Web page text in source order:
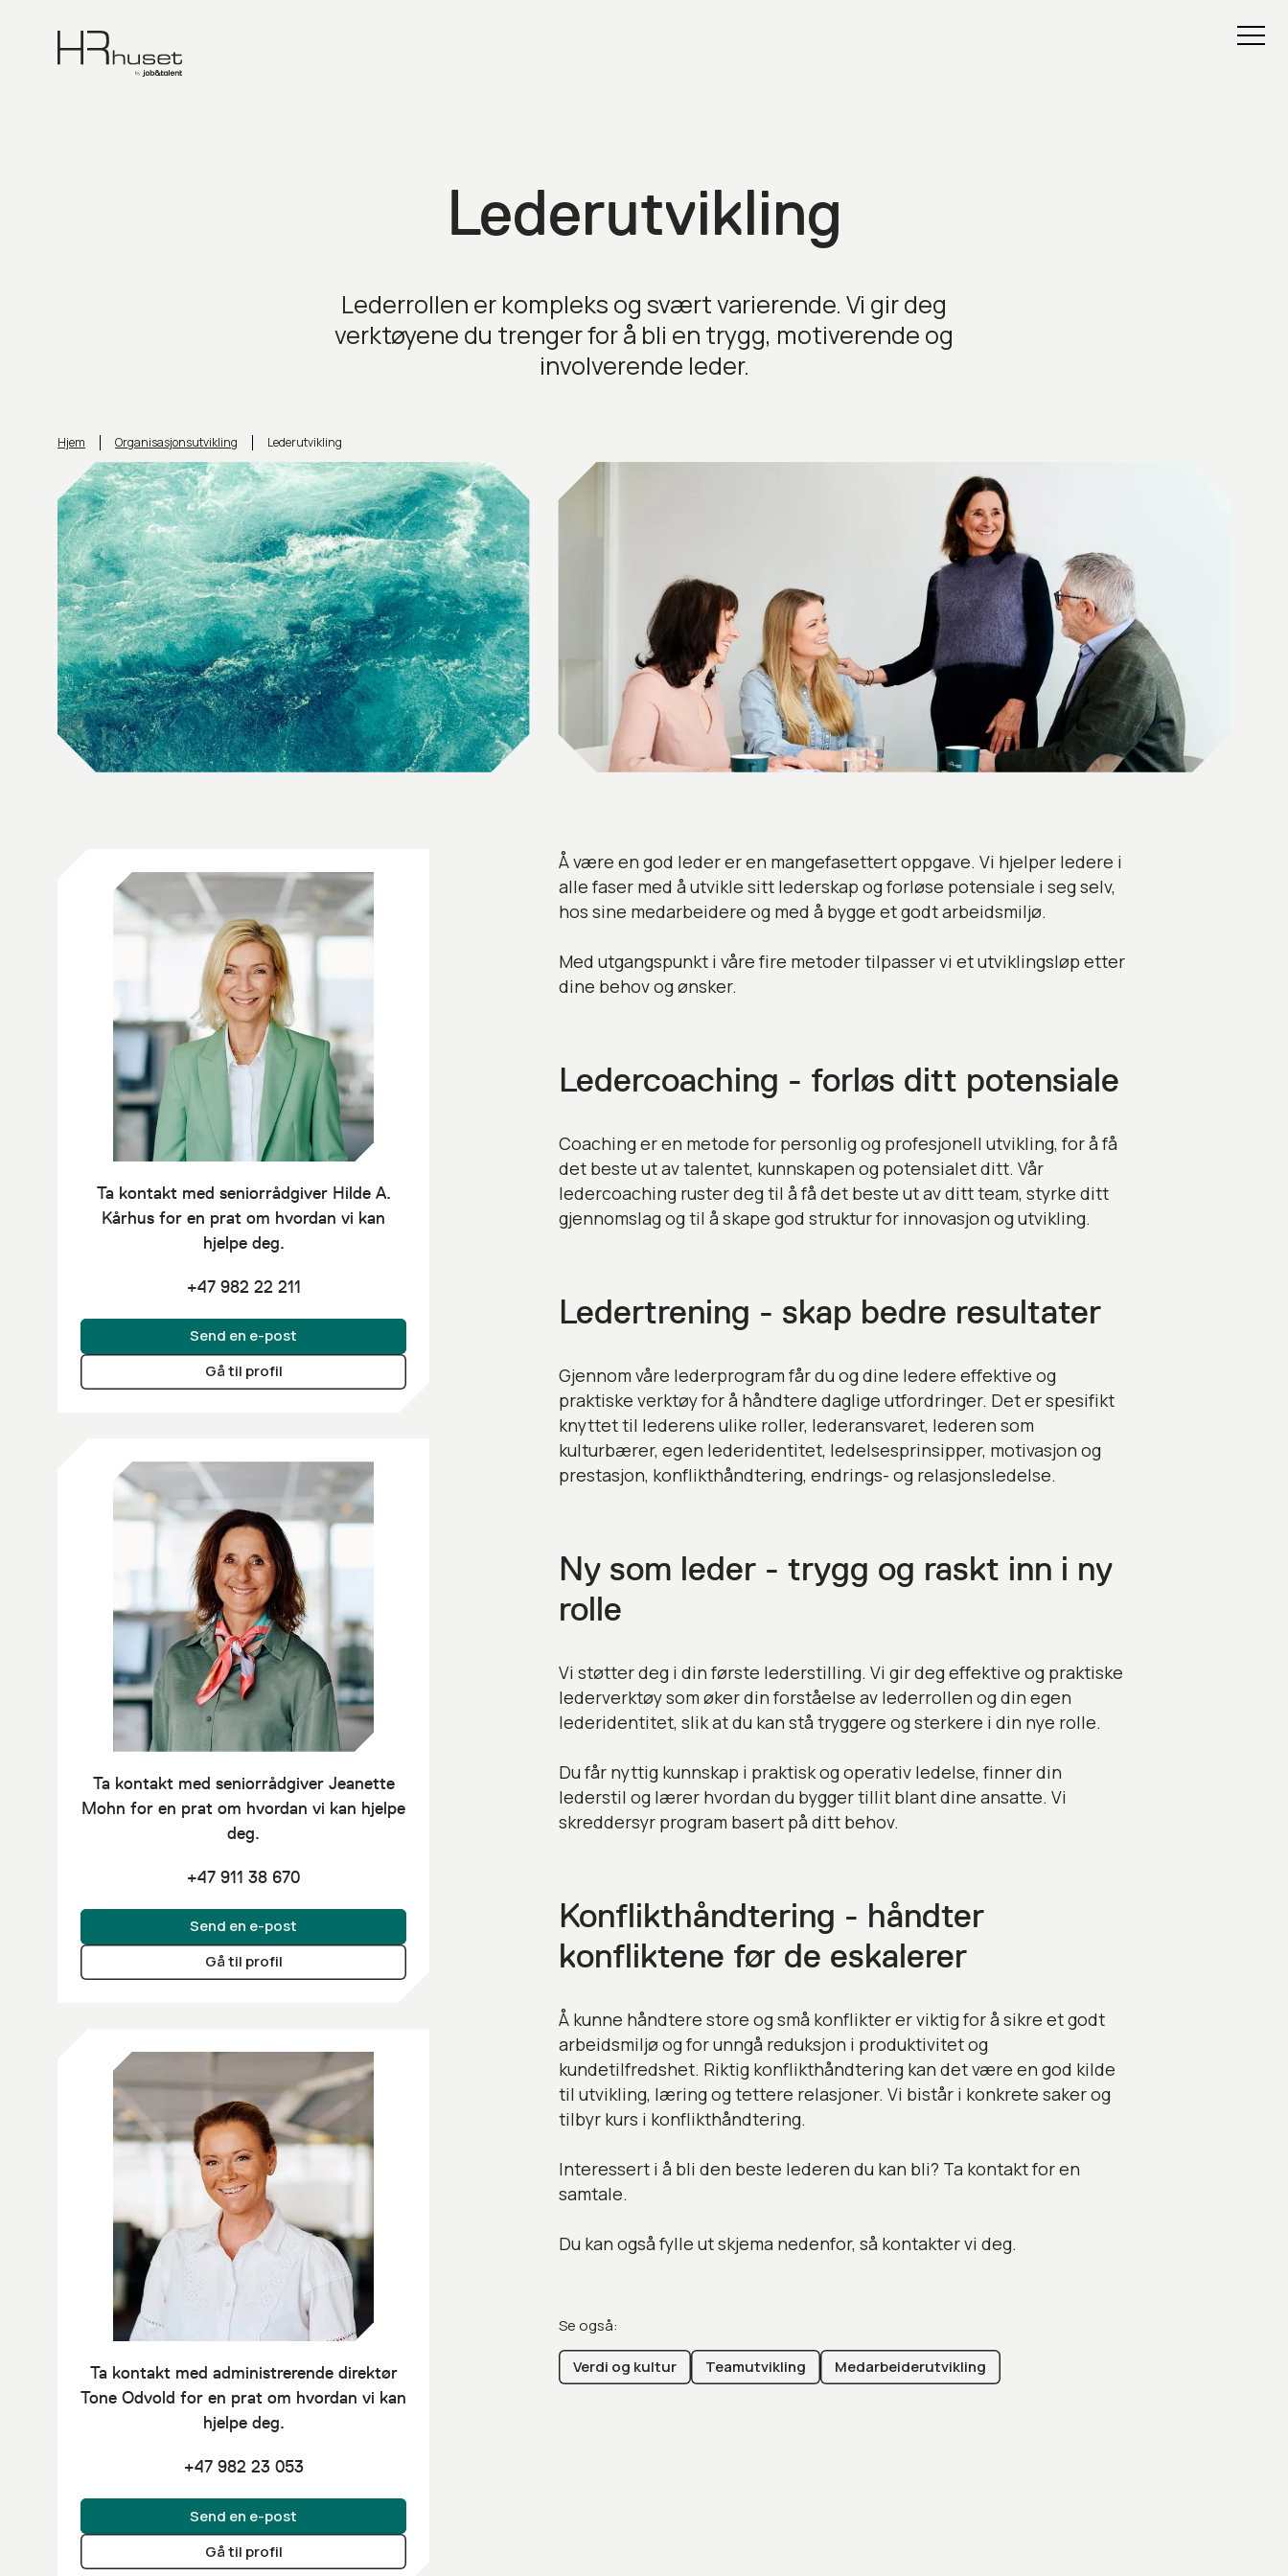
Lederutvikling
Lederrollen er kompleks og svært varierende. Vi gir deg
verktøyene du trenger for å bli en trygg, motiverende og
involverende leder.
Hjem Organisasjonsutvikling Lederutvikling
Ta kontakt med seniorrådgiver Hilde A.
Kårhus for en prat om hvordan vi kan
hjelpe deg.
+47 982 22 211
Send en e-post
Gå til profil
Ta kontakt med seniorrådgiver Jeanette
Mohn for en prat om hvordan vi kan hjelpe
deg.
+47 911 38 670
Send en e-post
Gå til profil
Ta kontakt med administrerende direktør
Tone Odvold for en prat om hvordan vi kan
hjelpe deg.
+47 982 23 053
Send en e-post
Gå til profil
Å være en god leder er en mangefasettert oppgave. Vi hjelper ledere i
alle faser med å utvikle sitt lederskap og forløse potensiale i seg selv,
hos sine medarbeidere og med å bygge et godt arbeidsmiljø.
Med utgangspunkt i våre fire metoder tilpasser vi et utviklingsløp etter
dine behov og ønsker.
Ledercoaching - forløs ditt potensiale
Coaching er en metode for personlig og profesjonell utvikling, for å få
det beste ut av talentet, kunnskapen og potensialet ditt. Vår
ledercoaching ruster deg til å få det beste ut av ditt team, styrke ditt
gjennomslag og til å skape god struktur for innovasjon og utvikling.
Ledertrening - skap bedre resultater
Gjennom våre lederprogram får du og dine ledere effektive og
praktiske verktøy for å håndtere daglige utfordringer. Det er spesifikt
knyttet til lederens ulike roller, lederansvaret, lederen som
kulturbærer, egen lederidentitet, ledelsesprinsipper, motivasjon og
prestasjon, konflikthåndtering, endrings- og relasjonsledelse.
Ny som leder - trygg og raskt inn i ny
rolle
Vi støtter deg i din første lederstilling. Vi gir deg effektive og praktiske
lederverktøy som øker din forståelse av lederrollen og din egen
lederidentitet, slik at du kan stå tryggere og sterkere i din nye rolle.
Du får nyttig kunnskap i praktisk og operativ ledelse, finner din
lederstil og lærer hvordan du bygger tillit blant dine ansatte. Vi
skreddersyr program basert på ditt behov.
Konflikthåndtering - håndter
konfliktene før de eskalerer
Å kunne håndtere store og små konflikter er viktig for å sikre et godt
arbeidsmiljø og for unngå reduksjon i produktivitet og
kundetilfredshet. Riktig konflikthåndtering kan det være en god kilde
til utvikling, læring og tettere relasjoner. Vi bistår i konkrete saker og
tilbyr kurs i konflikthåndtering.
Interessert i å bli den beste lederen du kan bli? Ta kontakt for en
samtale.
Du kan også fylle ut skjema nedenfor, så kontakter vi deg.
Se også:
Verdi og kultur Teamutvikling Medarbeiderutvikling